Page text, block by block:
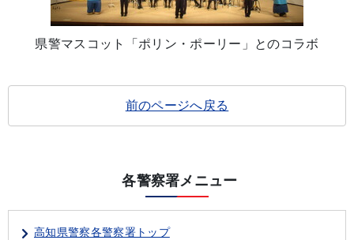
県警マスコット「ポリン・ポーリー」とのコラボ
前のページへ戻る
各警察署メニュー
高知県警察各警察署トップ